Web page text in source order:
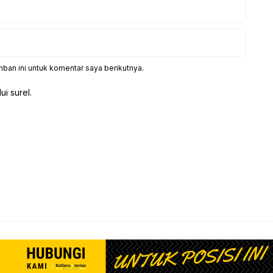
ini untuk komentar saya berikutnya.
surel.